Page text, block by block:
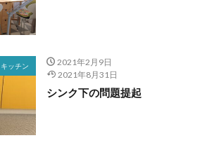
キッチン
2021年2月9日
2021年8月31日
シンク下の問題提起